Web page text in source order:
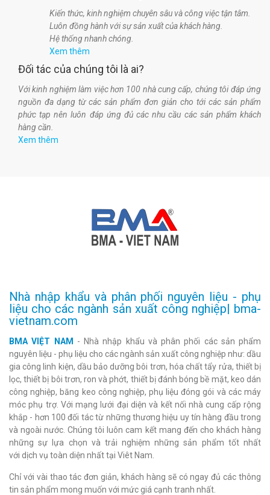
Kiến thức, kinh nghiệm chuyên sâu và công việc tận tâm.
Luôn đồng hành với sự sản xuất của khách hàng.
Hệ thống nhanh chóng.
Xem thêm
Đối tác của chúng tôi là ai?
Với kinh nghiệm làm việc hơn 100 nhà cung cấp, chúng tôi đáp ứng
nguồn đa dạng từ các sản phẩm đơn giản cho tới các sản phẩm
phức tạp nên luôn đáp ứng đủ các nhu cầu các sản phẩm khách
hàng cần.
Xem thêm
Nhà nhập khẩu và phân phối nguyên liệu - phụ
liệu cho các ngành sản xuất công nghiệp| bma-
vietnam.com
BMA VIỆT NAM
- Nhà nhập khẩu và phân phối các sản phẩm
nguyên liệu - phụ liệu cho các ngành sản xuất công nghiệp như: dầu
gia công linh kiện, dầu bảo dưỡng bôi trơn, hóa chất tẩy rửa, thiết bị
lọc, thiết bị bôi trơn, ron và phớt, thiết bị đánh bóng bề mặt, keo dán
công nghiệp, băng keo công nghiệp, phụ liệu đóng gói và các máy
móc phụ trợ. Với mạng lưới đại diện và kết nối nhà cung cấp rộng
khắp - hơn 100 đối tác từ những thương hiệu uy tín hàng đầu trong
và ngoài nước. Chúng tôi luôn cam kết mang đến cho khách hàng
những sự lựa chọn và trải nghiệm những sản phẩm tốt nhất
với dịch vụ toàn diện nhất tại Viêt Nam.
Chỉ với vài thao tác đơn giản, khách hàng sẽ có ngay đủ các thông
tin sản phẩm mong muốn với mức giá cạnh tranh nhất.